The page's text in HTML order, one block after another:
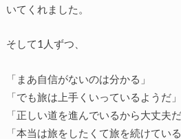
いてくれました。
そして1人ずつ、
「まあ自信がないのは分かる」
「でも旅は上手くいっているようだ」
「正しい道を進んでいるから大丈夫だ
「本当は旅をしたくて旅を続けてい